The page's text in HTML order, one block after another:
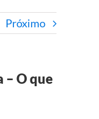
Próximo
– O que